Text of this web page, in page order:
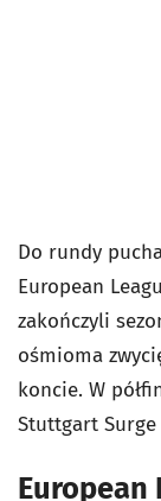
Do rundy
European
zakończyli
ośmioma
koncie. W
Stuttgart
European